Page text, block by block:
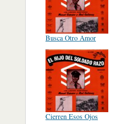
Busca Otro Amor
Cierren Esos Ojos